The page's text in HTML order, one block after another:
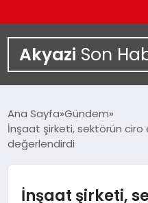
Akyazi Son
SIYASET
Ana Sayfa Gündem
İnşaat şirketi, sektörün ciro
değerlendirdi
İnşaat şirketi,